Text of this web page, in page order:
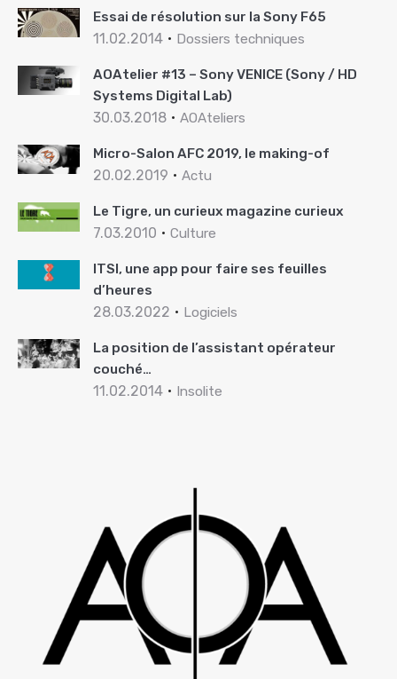
Essai de résolution sur la Sony F65
11.02.2014 Dossiers techniques
AOAtelier #13 – Sony VENICE (Sony / HD
Systems Digital Lab)
30.03.2018 AOAteliers
Micro-Salon AFC 2019, le making-of
20.02.2019 Actu
Le Tigre, un curieux magazine curieux
7.03.2010 Culture
ITSI, une app pour faire ses feuilles
d’heures
28.03.2022 Logiciels
La position de l’assistant opérateur
couché…
11.02.2014 Insolite